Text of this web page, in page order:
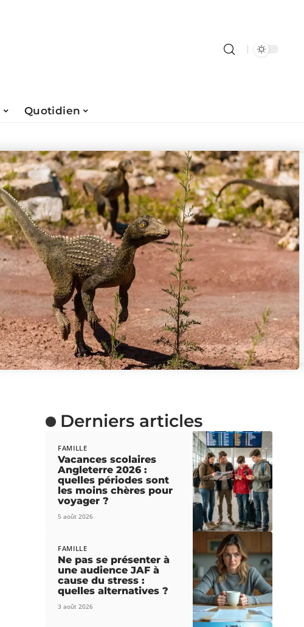
Quotidien
Derniers articles
FAMILLE
Vacances scolaires
Angleterre 2026 :
quelles périodes sont
les moins chères pour
voyager ?
5 août 2026
FAMILLE
Ne pas se présenter à
une audience JAF à
cause du stress :
quelles alternatives ?
3 août 2026